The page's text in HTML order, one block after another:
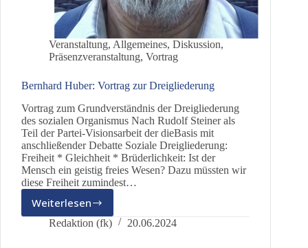
Veranstaltung, Allgemeines, Diskussion,
Präsenzveranstaltung, Vortrag
Bernhard Huber: Vortrag zur Dreigliederung
Vortrag zum Grundverständnis der Dreigliederung
des sozialen Organismus Nach Rudolf Steiner als
Teil der Partei-Visionsarbeit der dieBasis mit
anschließender Debatte Soziale Dreigliederung:
Freiheit * Gleichheit * Brüderlichkeit: Ist der
Mensch ein geistig freies Wesen? Dazu müssten wir
diese Freiheit zumindest…
Weiterlesen
Bernhard
Huber:
Redaktion (fk) 20.06.2024